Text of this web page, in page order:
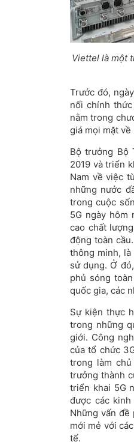
Viettel là một
Trước đó,
nối chính
nằm trong
giá mọi mặt
Bộ trưởng Bộ
2019 và triển
Nam về việc
những nước
trong cuộc
5G ngày hôm
cao chất
động toàn
thông minh,
sử dụng. Ở
phủ sóng
quốc gia, các
Sự kiện thực
trong những
giới. Công
của tổ chức
trong làm
trưởng thành
triển khai 5G
được các
Những vấn
mới mẻ với
tế.